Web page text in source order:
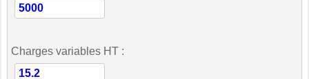
Charges variables HT :